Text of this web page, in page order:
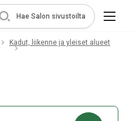
Hae Salon sivustoilta
Kadut, liikenne ja yleiset alueet